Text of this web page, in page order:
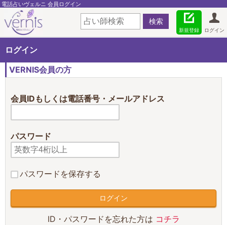
電話占いヴェルニ 会員ログイン
ログイン
新規登録
ログイン
VERNIS会員の方
会員IDもしくは電話番号・メールアドレス
パスワード
パスワードを保存する
ID・パスワードを忘れた方は コチラ